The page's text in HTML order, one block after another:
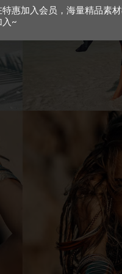
特惠加入会员，海量精品素
入~